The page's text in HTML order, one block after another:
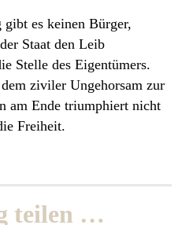
es keinen Bürger,
Staat den Leib
Stelle des Eigentümers.
ziviler Ungehorsam zur
am Ende triumphiert nicht
Freiheit.
teilen …